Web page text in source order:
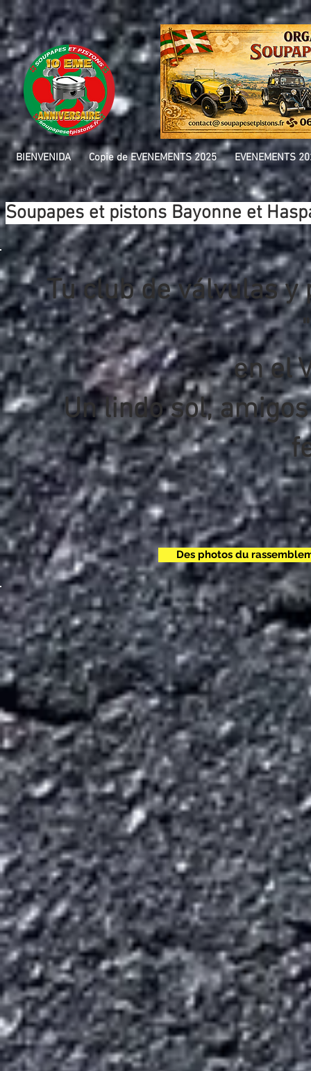
BIENVENIDA Copie de EVENEMENTS 2025 EVENEMENTS
Soupapes et pistons Bayonne et
Tu club de válvulas
en el
Un lindo sol,
Des photos du